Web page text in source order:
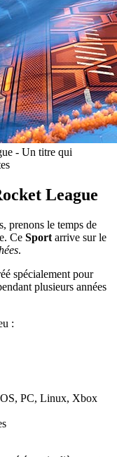
- Un titre qui
League
prenons le temps de
Ce Sport arrive sur le
.
spécialement pour
plusieurs années
:
PC, Linux, Xbox